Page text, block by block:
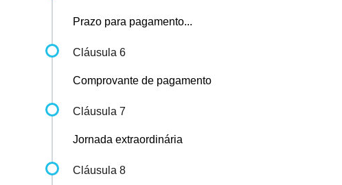
Prazo para pagamento...
Cláusula 6
Comprovante de pagamento
Cláusula 7
Jornada extraordinária
Cláusula 8